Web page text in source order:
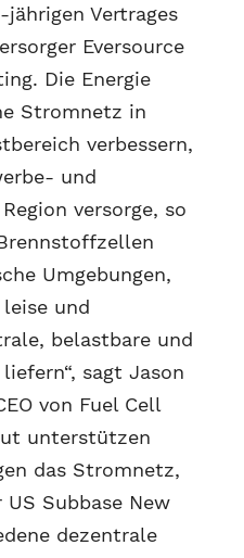
Vertrages
Eversource
Die Energie
Stromnetz in
verbessern,
und
versorge, so
Umgebungen,
und
belastbare und
sagt Jason
von Fuel Cell
unterstützen
das Stromnetz,
Subbase New
dezentrale